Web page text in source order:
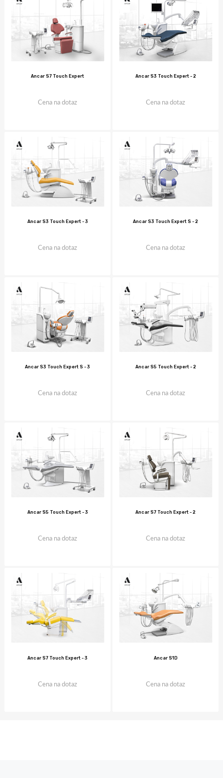
Ancar S7 Touch Expert
Cena na dotaz
Ancar S3 Touch Expert - 2
Cena na dotaz
Ancar S3 Touch Expert - 3
Cena na dotaz
Ancar S3 Touch Expert S - 2
Cena na dotaz
Ancar S3 Touch Expert S - 3
Cena na dotaz
Ancar S5 Touch Expert - 2
Cena na dotaz
Ancar S5 Touch Expert - 3
Cena na dotaz
Ancar S7 Touch Expert - 2
Cena na dotaz
Ancar S7 Touch Expert - 3
Cena na dotaz
Ancar S1D
Cena na dotaz